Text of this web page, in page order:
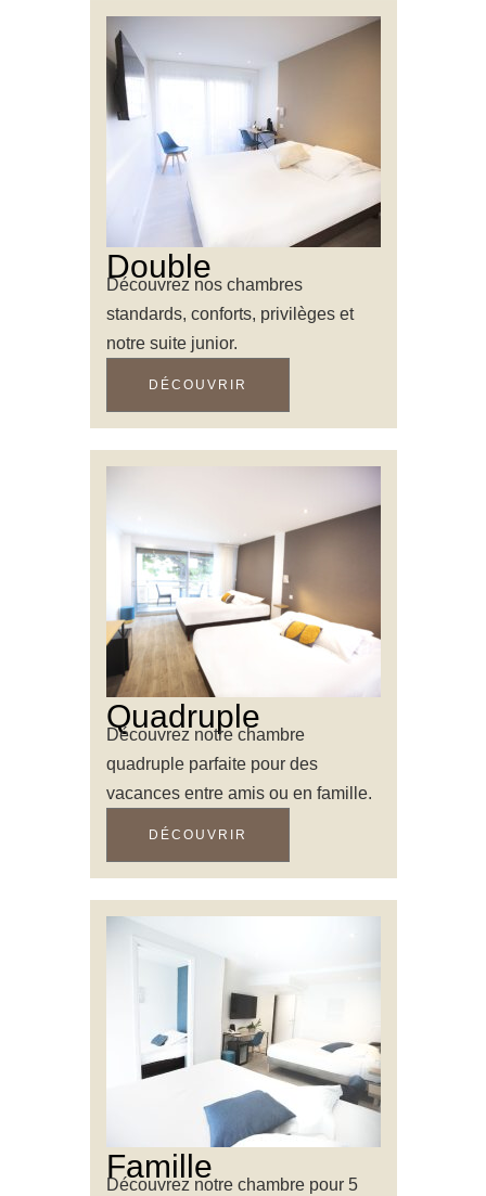
Double
Découvrez nos chambres
standards, conforts, privilèges et
notre suite junior.
DÉCOUVRIR
Quadruple
Découvrez notre chambre
quadruple parfaite pour des
vacances entre amis ou en famille.
DÉCOUVRIR
Famille
Découvrez notre chambre pour 5